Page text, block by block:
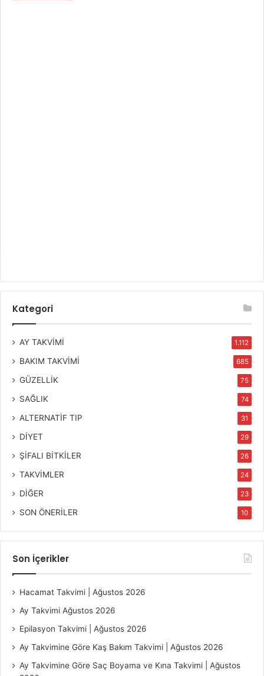
Kategori
AY TAKVİMİ 1.112
BAKIM TAKVİMİ 685
GÜZELLİK 75
SAĞLIK 74
ALTERNATİF TIP 31
DİYET 29
ŞİFALI BİTKİLER 26
TAKVİMLER 24
DİĞER 23
SON ÖNERİLER 10
Son İçerikler
Hacamat Takvimi | Ağustos 2026
Ay Takvimi Ağustos 2026
Epilasyon Takvimi | Ağustos 2026
Ay Takvimine Göre Kaş Bakım Takvimi | Ağustos 2026
Ay Takvimine Göre Saç Boyama ve Kına Takvimi | Ağustos